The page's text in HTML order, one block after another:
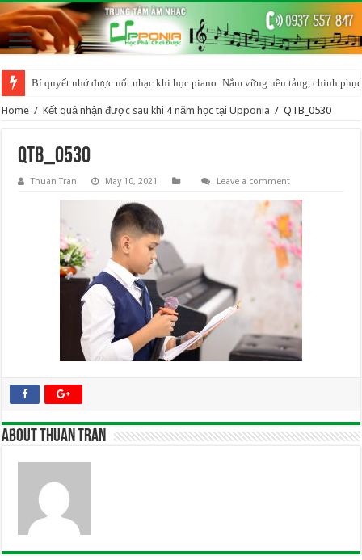
Bí quyết nhớ được nốt nhạc khi học piano: Nắm vững nền tảng, chinh
Home / Kết quả nhận được sau khi 4 năm học tại Upponia / QTB_0530
QTB_0530
Thuan Tran May 10, 2021 Leave a comment
About Thuan Tran